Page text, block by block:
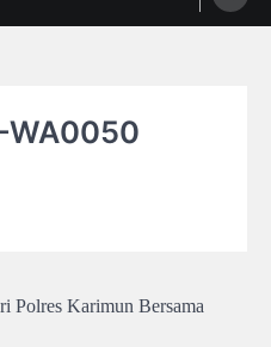
WA0050
Polres Karimun Bersama